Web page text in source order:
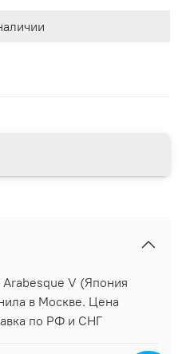
V (Япония
в Москве. Цена
по РФ и СНГ